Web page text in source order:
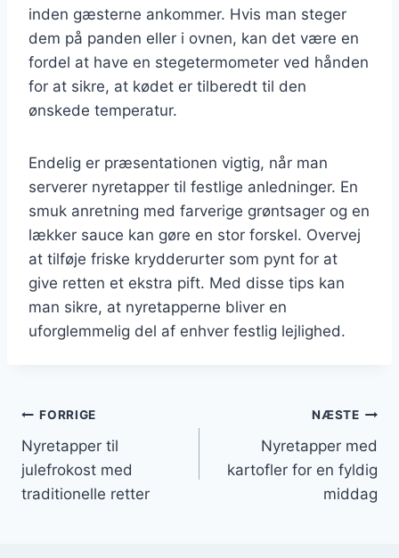
inden gæsterne ankommer. Hvis man steger
dem på panden eller i ovnen, kan det være en
fordel at have en stegetermometer ved hånden
for at sikre, at kødet er tilberedt til den
ønskede temperatur.
Endelig er præsentationen vigtig, når man
serverer nyretapper til festlige anledninger. En
smuk anretning med farverige grøntsager og en
lækker sauce kan gøre en stor forskel. Overvej
at tilføje friske krydderurter som pynt for at
give retten et ekstra pift. Med disse tips kan
man sikre, at nyretapperne bliver en
uforglemmelig del af enhver festlig lejlighed.
Indlægsnavigation
FORRIGE
Nyretapper til
julefrokost med
traditionelle retter
NÆSTE
Nyretapper med
kartofler for en fyldig
middag